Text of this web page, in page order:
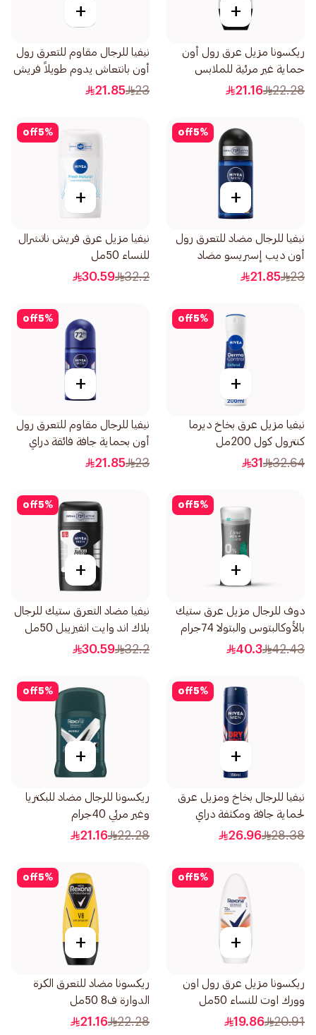
+
ريكسونا مزيل عرق رول أون
حماية غير مرئية للملابس
للنساء 50مل
22.28
21.16
+
نيفيا للرجال مقاوم للتعرق رول
أون بانتعاش يدوم طويلاً فريش
أكتيف 50مل
23
21.85
5%
off
+
نيفيا للرجال مضاد للتعرق رول
أون ديب إسبريسو مضاد
للبكتيريا 50مل
23
21.85
5%
off
+
نيفيا مزيل عرق فريش ناتشرال
للنساء 50مل
32.2
30.59
5%
off
+
نيفيا مزيل عرق بخاخ ديرما
كنترول كول 200مل
32.64
31
5%
off
+
نيفيا للرجال مقاوم للتعرق رول
أون بحماية جافة فائقة دراي
إمباكت 50مل
23
21.85
5%
off
+
دوف للرجال مزيل عرق ستيك
بالأوكالبتوس والبتولا 74جرام
42.43
40.3
5%
off
+
نيفيا مضاد التعرق ستيك للرجال
بلاك اند وايت انفيزيبل 50مل
32.2
30.59
5%
off
+
نيفيا للرجال بخاخ ومزيل عرق
لحماية جافة ومكثفة دراي
إمباكت 150مل
28.38
26.96
5%
off
+
ريكسونا للرجال مضاد للبكتريا
وغير مرئي 40جرام
22.28
21.16
5%
off
+
ريكسونا مزيل عرق رول اون
وورك اوت للنساء 50مل
20.91
19.86
5%
off
+
ريكسونا مضاد للتعرق الكرة
الدوارة ف8 50مل
22.28
21.16